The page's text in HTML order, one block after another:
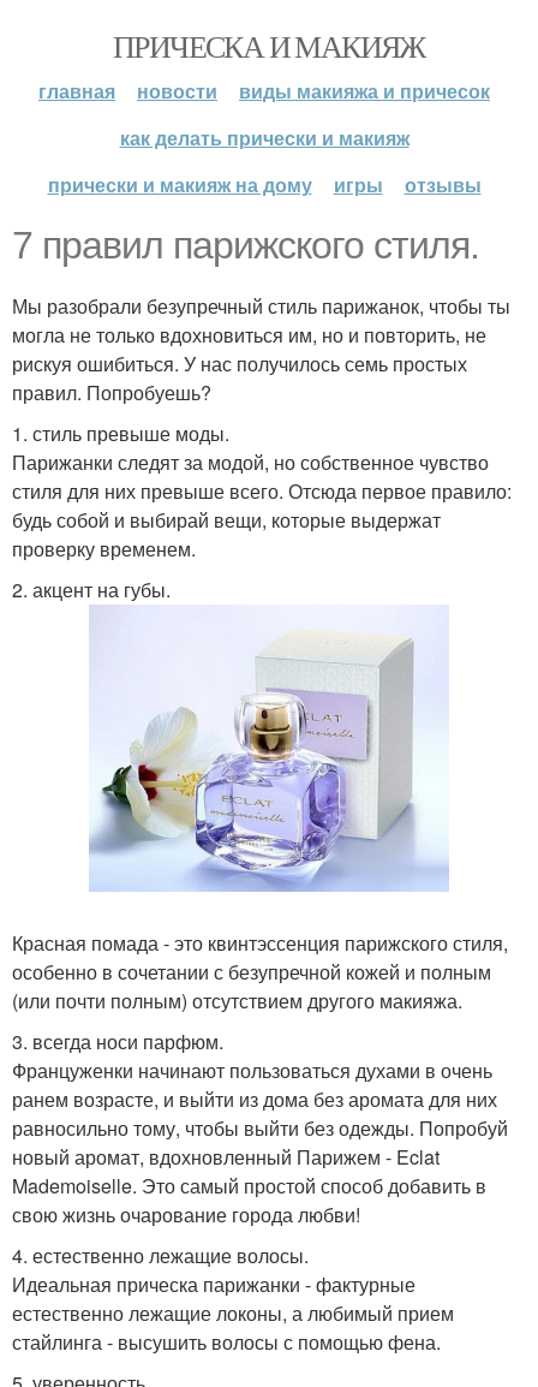
ПРИЧЕСКА И МАКИЯЖ
главная новости
виды макияжа и причесок
как делать прически и макияж
прически и макияж на дому
игры отзывы
7 правил парижского стиля.
Мы разобрали безупречный стиль парижанок, чтобы ты
могла не только вдохновиться им, но и повторить, не
рискуя ошибиться. У нас получилось семь простых
правил. Попробуешь?
1. стиль превыше моды.
Парижанки следят за модой, но собственное чувство
стиля для них превыше всего. Отсюда первое правило:
будь собой и выбирай вещи, которые выдержат
проверку временем.
2. акцент на губы.
Красная помада - это квинтэссенция парижского стиля,
особенно в сочетании с безупречной кожей и полным
(или почти полным) отсутствием другого макияжа.
3. всегда носи парфюм.
Француженки начинают пользоваться духами в очень
ранем возрасте, и выйти из дома без аромата для них
равносильно тому, чтобы выйти без одежды. Попробуй
новый аромат, вдохновленный Парижем - Eclat
Mademoiselle. Это самый простой способ добавить в
свою жизнь очарование города любви!
4. естественно лежащие волосы.
Идеальная прическа парижанки - фактурные
естественно лежащие локоны, а любимый прием
стайлинга - высушить волосы с помощью фена.